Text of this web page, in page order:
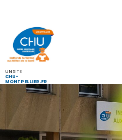
UN SITE
CHU-
MONTPELLIER.FR